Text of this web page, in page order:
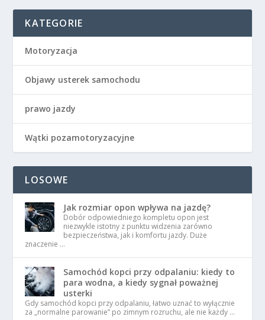
KATEGORIE
Motoryzacja
Objawy usterek samochodu
prawo jazdy
Wątki pozamotoryzacyjne
LOSOWE
Jak rozmiar opon wpływa na jazdę?
Dobór odpowiedniego kompletu opon jest
niezwykle istotny z punktu widzenia zarówno
bezpieczeństwa, jak i komfortu jazdy. Duże
znaczenie …
Samochód kopci przy odpalaniu: kiedy to
para wodna, a kiedy sygnał poważnej
usterki
Gdy samochód kopci przy odpalaniu, łatwo uznać to wyłącznie
za „normalne parowanie” po zimnym rozruchu, ale nie każdy …